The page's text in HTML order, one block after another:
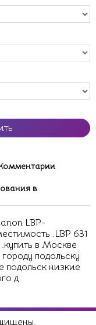
в
LBP-
.LBP 631
в Москве
подольску
подольск низкие
д